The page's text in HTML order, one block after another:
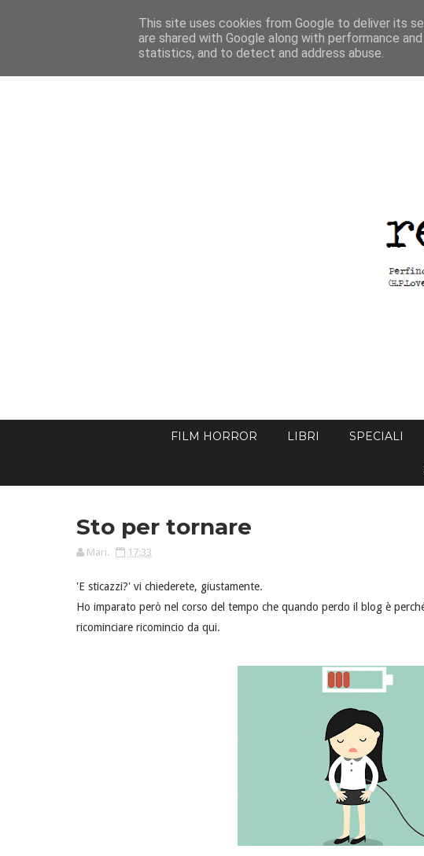
FILM HORROR LIBRI SPECIALI
Sto per tornare
Mari. 17:33
'E sticazzi?' vi chiederete, giustamente.
Ho imparato però nel corso del tempo che quando perdo il blog è
ricominciare ricomincio da qui.
This site uses cookies from Google to deliver its
are shared with Google along with performance
statistics, and to detect and address abuse.